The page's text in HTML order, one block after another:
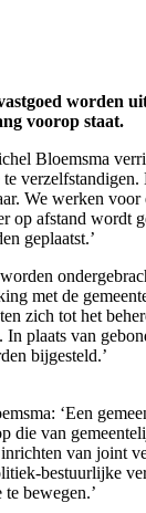
worden
voorop staat.
Bloemsma
We werken voor
afstand wordt
geplaatst.’
met de
zich tot het
plaats van
bijgesteld.’
‘Een
van
van joint
bestuurlijke
bewegen.’